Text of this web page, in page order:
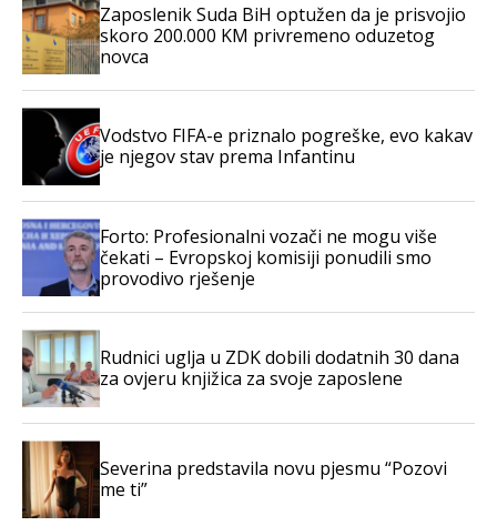
Zaposlenik Suda BiH optužen da je prisvojio
skoro 200.000 KM privremeno oduzetog
novca
Vodstvo FIFA-e priznalo pogreške, evo kakav
je njegov stav prema Infantinu
Forto: Profesionalni vozači ne mogu više
čekati – Evropskoj komisiji ponudili smo
provodivo rješenje
Rudnici uglja u ZDK dobili dodatnih 30 dana
za ovjeru knjižica za svoje zaposlene
Severina predstavila novu pjesmu “Pozovi
me ti”